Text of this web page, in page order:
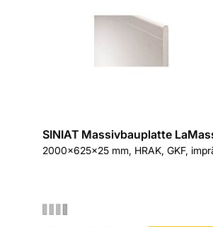
SINIAT Massivbauplatte
2000x625x25 mm, HRAK, GKF,